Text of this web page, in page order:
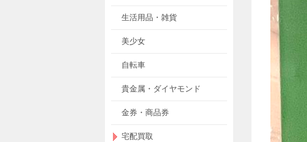
生活用品・雑貨
美少女
自転車
貴金属・ダイヤモンド
金券・商品券
宅配買取